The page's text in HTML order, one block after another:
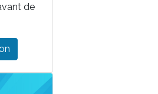
de